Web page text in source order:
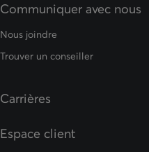
Communiquer avec nous
Nous joindre
Trouver un conseiller
Carrières
Espace client